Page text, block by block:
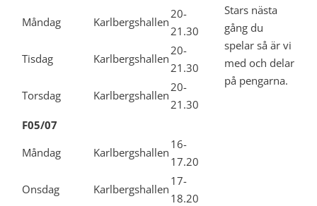
Måndag
Karlbergshallen
20-
21.30
Tisdag
Karlbergshallen
20-
21.30
Torsdag
Karlbergshallen
20-
21.30
F05/07
Måndag
Karlbergshallen
16-
17.20
Onsdag
Karlbergshallen
17-
18.20
Stars nästa
gång du
spelar så är vi
med och delar
på pengarna.